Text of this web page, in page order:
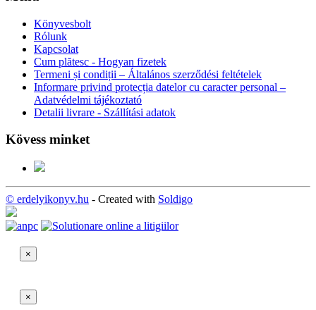
Könyvesbolt
Rólunk
Kapcsolat
Cum plătesc - Hogyan fizetek
Termeni și condiții – Általános szerződési feltételek
Informare privind protecția datelor cu caracter personal –
Adatvédelmi tájékoztató
Detalii livrare - Szállítási adatok
Kövess minket
© erdelyikonyv.hu - Created with Soldigo
×
×